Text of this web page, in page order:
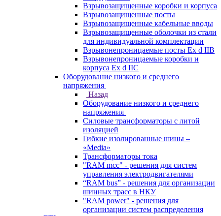
Взрывозащищенные коробки и корпуса
Взрывозащищенные посты
Взрывозащищенные кабельные вводы
Взрывозащищенные оболочки из стали
для индивидуальной комплектации
Взрывонепроницаемые посты Ex d IIB
Взрывонепроницаемые коробки и
корпуса Ex d IIС
Оборудование низкого и среднего
напряжения
Назад
Оборудование низкого и среднего
напряжения
Силовые трансформаторы с литой
изоляцией
Гибкие изолированные шины –
«Media»
Трансформаторы тока
"RAM mcc" - решения для систем
управления электродвигателями
“RAM bus” - решения для организации
шинных трасс в НКУ
"RAM power" - решения для
организации систем распределения